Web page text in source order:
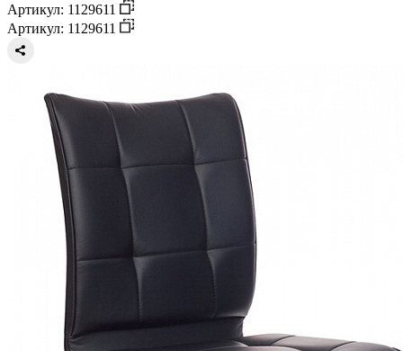
Артикул: 1129611
Артикул: 1129611